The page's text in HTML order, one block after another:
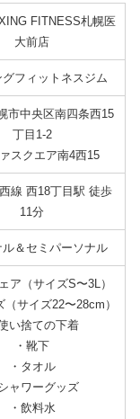
FITNESS札幌医
大前店
フィットネスジム
市中央区南四条西15
丁目1-2
スクエア南4西15
線 西18丁目駅 徒歩
11分
＆セミパーソナル
ア（サイズS〜3L）
（サイズ22〜28cm）
い捨ての下着
・靴下
・タオル
ャワーグッズ
・飲料水